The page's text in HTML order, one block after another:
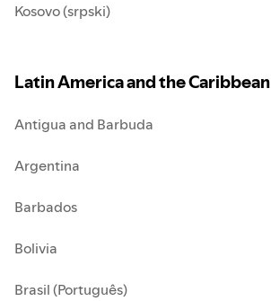
Kosovo (srpski)
Latin America and the Caribbean
Antigua and Barbuda
Argentina
Barbados
Bolivia
Brasil (Português)